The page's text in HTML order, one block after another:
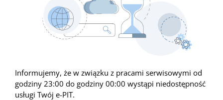
Informujemy, że w związku z pracami serwisowymi od
godziny 23:00 do godziny 00:00 wystąpi niedostępność
usługi Twój e-PIT.